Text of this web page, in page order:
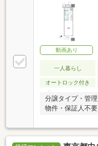
動画あり
一人暮らし
オートロック付き
分譲タイプ・管
物件・保証人不